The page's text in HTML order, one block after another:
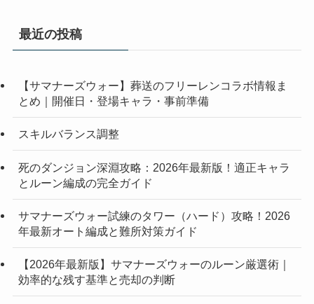
最近の投稿
【サマナーズウォー】葬送のフリーレンコラボ情報ま
とめ｜開催日・登場キャラ・事前準備
スキルバランス調整
死のダンジョン深淵攻略：2026年最新版！適正キャラ
とルーン編成の完全ガイド
サマナーズウォー試練のタワー（ハード）攻略！2026
年最新オート編成と難所対策ガイド
【2026年最新版】サマナーズウォーのルーン厳選術｜
効率的な残す基準と売却の判断